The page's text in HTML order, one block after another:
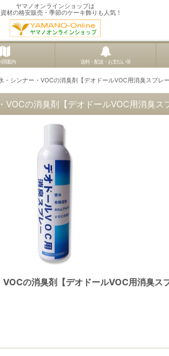
ヤマノオンラインショップは
材の格安販売・季節のケーキ飾りも人気！
用案内 送料・配送・お支払い等
・シンナー・VOCの消臭剤【デオドールVOC用消臭スプレー
の消臭剤【デオドールVOC用消臭ス
の消臭剤【デオドールVOC用消臭スプ